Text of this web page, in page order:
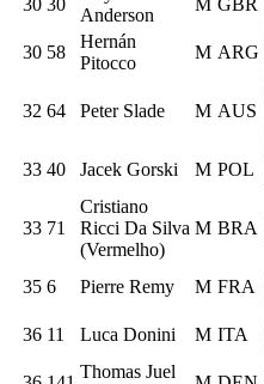
Anderson
30 58
Hernán
Pitocco
M ARG
32 64 Peter Slade M AUS
33 40 Jacek Gorski M POL
33 71
Cristiano
Ricci Da Silva
(Vermelho)
M BRA
35 6 Pierre Remy M FRA
36 11 Luca Donini M ITA
Thomas Juel